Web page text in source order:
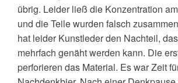
übrig. Leider ließ die Konzentration
und die Teile wurden falsch
hat leider Kunstleder den Nachteil,
mehrfach genäht werden kann. Die
perforieren das Material. Es war Zeit